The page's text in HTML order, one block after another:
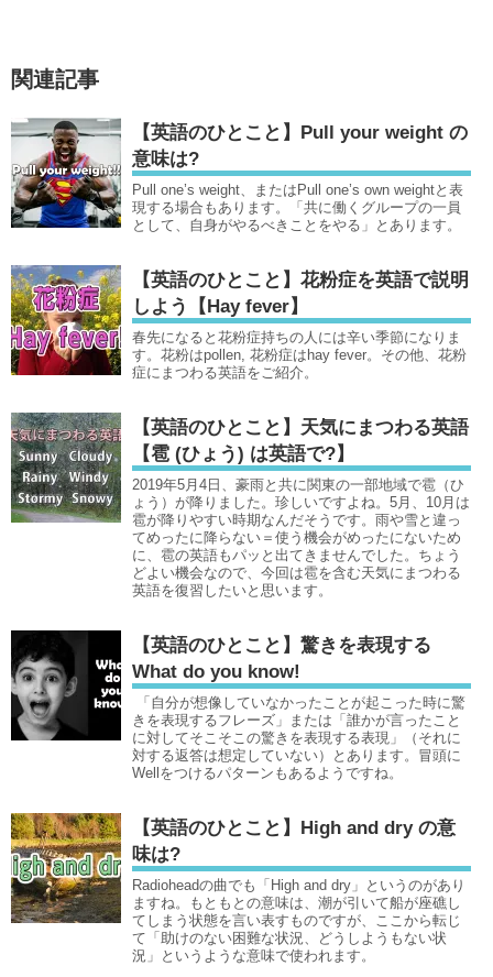
関連記事
【英語のひとこと】Pull your weight の
意味は?
Pull one’s weight、またはPull one’s own weightと表
現する場合もあります。「共に働くグループの一員
として、自身がやるべきことをやる」とあります。
【英語のひとこと】花粉症を英語で説明
しよう【Hay fever】
春先になると花粉症持ちの人には辛い季節になりま
す。花粉はpollen, 花粉症はhay fever。その他、花粉
症にまつわる英語をご紹介。
【英語のひとこと】天気にまつわる英語
【雹 (ひょう) は英語で?】
2019年5月4日、豪雨と共に関東の一部地域で雹（ひ
ょう）が降りました。珍しいですよね。5月、10月は
雹が降りやすい時期なんだそうです。雨や雪と違っ
てめったに降らない＝使う機会がめったにないため
に、雹の英語もパッと出てきませんでした。ちょう
どよい機会なので、今回は雹を含む天気にまつわる
英語を復習したいと思います。
【英語のひとこと】驚きを表現する
What do you know!
「自分が想像していなかったことが起こった時に驚
きを表現するフレーズ」または「誰かが言ったこと
に対してそこそこの驚きを表現する表現」（それに
対する返答は想定していない）とあります。冒頭に
Wellをつけるパターンもあるようですね。
【英語のひとこと】High and dry の意
味は?
Radioheadの曲でも「High and dry」というのがあり
ますね。もともとの意味は、潮が引いて船が座礁し
てしまう状態を言い表すものですが、ここから転じ
て「助けのない困難な状況、どうしようもない状
況」というような意味で使われます。